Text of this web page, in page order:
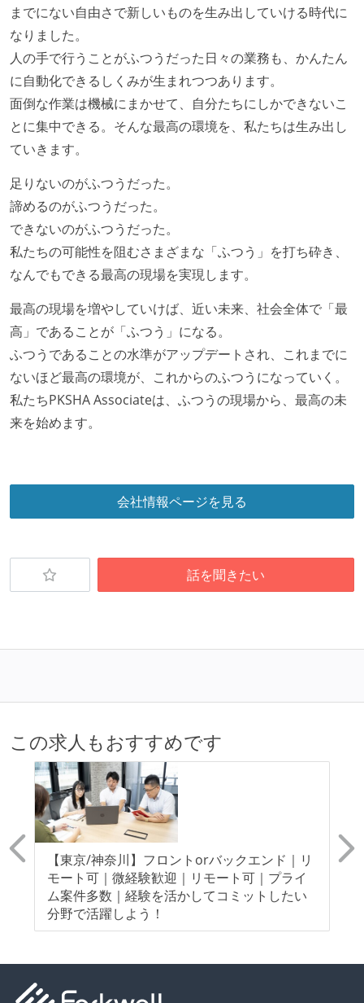
までにない自由さで新しいものを生み出していける時代に
なりました。
人の手で行うことがふつうだった日々の業務も、かんたん
に自動化できるしくみが生まれつつあります。
面倒な作業は機械にまかせて、自分たちにしかできないこ
とに集中できる。そんな最高の環境を、私たちは生み出し
ていきます。
足りないのがふつうだった。
諦めるのがふつうだった。
できないのがふつうだった。
私たちの可能性を阻むさまざまな「ふつう」を打ち砕き、
なんでもできる最高の現場を実現します。
最高の現場を増やしていけば、近い未来、社会全体で「最
高」であることが「ふつう」になる。
ふつうであることの水準がアップデートされ、これまでに
ないほど最高の環境が、これからのふつうになっていく。
私たちPKSHA Associateは、ふつうの現場から、最高の未
来を始めます。
会社情報ページを見る
話を聞きたい
この求人もおすすめです
【東京/神奈川】フロントorバックエンド｜リ
モート可｜微経験歓迎｜リモート可｜プライ
ム案件多数｜経験を活かしてコミットしたい
分野で活躍しよう！